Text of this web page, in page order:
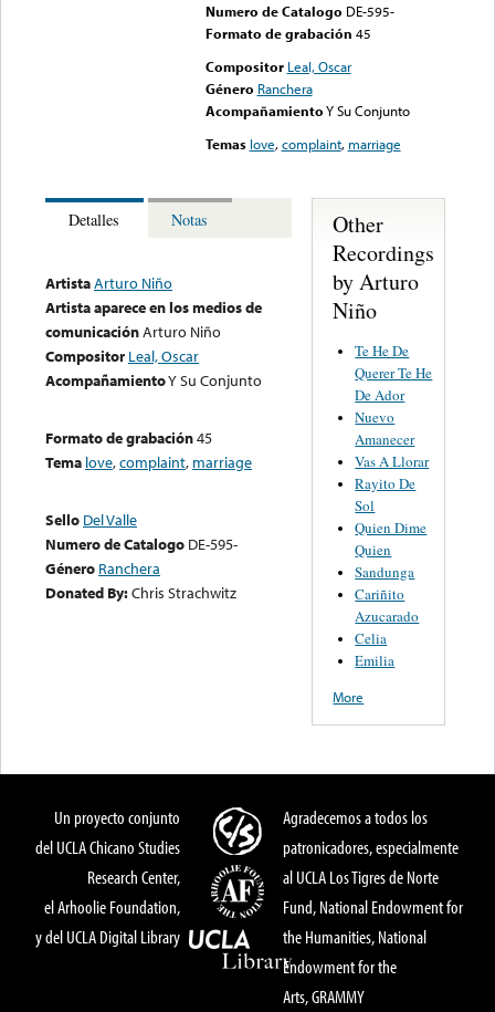
Numero de Catalogo DE-595-
Formato de grabación 45
Compositor Leal, Oscar
Género Ranchera
AcompañamientoY Su Conjunto
Temas love,complaint, marriage
Detalles Notas
ArtistaArturo Niño
Artista aparece en los medios de
comunicaciónArturo Niño
Compositor Leal, Oscar
AcompañamientoY Su Conjunto
Formato de grabación45
Tema love,complaint, marriage
Sello Del Valle
Numero de Catalogo DE-595-
Género Ranchera
Donated By:Chris Strachwitz
Other
Recordings
by Arturo
Niño
Te He De
Querer Te He
De Ador
Nuevo
Amanecer
Vas A Llorar
Rayito De
Sol
Quien Dime
Quien
Sandunga
Cariñito
Azucarado
Celia
Emilia
More
Un proyecto conjunto
del UCLA Chicano Studies
Research Center,
el Arhoolie Foundation,
y del UCLA Digital Library
Agradecemos a todos los
patronicadores, especialmente
al UCLA Los Tigres de Norte
Fund, National Endowment for
the Humanities, National
Endowment for the
Arts, GRAMMY